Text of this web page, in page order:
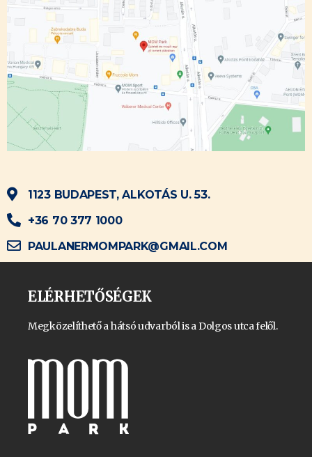
1123 BUDAPEST, ALKOTÁS U. 53.
+36 70 377 1000
PAULANERMOMPARK@GMAIL.COM
ELÉRHETŐSÉGEK
Megközelíthető a hátsó udvarból is a Dolgos utca felől.